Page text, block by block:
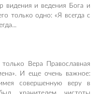
видения и ведения Бога и
только одно: «Я всегда с
Вера Православная
И еще очень важное:
совершенную веру в